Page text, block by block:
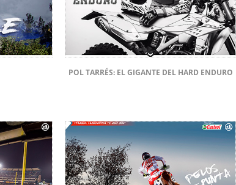
POL TARRÉS: EL GIGANTE DEL HARD ENDURO